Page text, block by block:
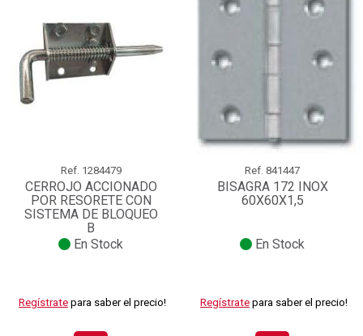
Ref. 1284479
CERROJO ACCIONADO
POR RESORETE CON
SISTEMA DE BLOQUEO
B
En Stock
Regístrate para saber el precio!
Ref. 841447
BISAGRA 172 INOX
60X60X1,5
En Stock
Regístrate para saber el precio!